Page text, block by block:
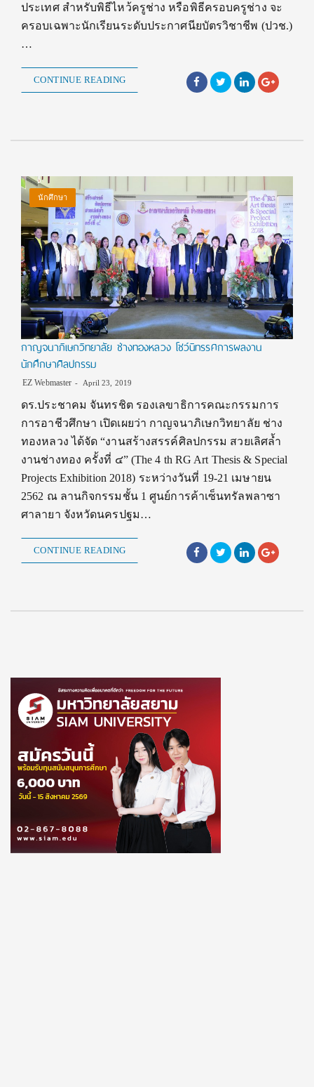
ประเทศ สำหรับพิธีไหว้ครูช่าง หรือพิธีครอบครูช่าง จะ
ครอบเฉพาะนักเรียนระดับประกาศนียบัตรวิชาชีพ (ปวช.)
…
CONTINUE READING
นักศึกษา
กาญจนาภิเษกวิทยาลัย ช่างทองหลวง โชว์นิทรรศการผลงาน
นักศึกษาศิลปกรรม
EZ Webmaster April 23, 2019
ดร.ประชาคม จันทรชิต รองเลขาธิการคณะกรรมการ
การอาชีวศึกษา เปิดเผยว่า กาญจนาภิเษกวิทยาลัย ช่าง
ทองหลวง ได้จัด “งานสร้างสรรค์ศิลปกรรม สวยเลิศล้ำ
งานช่างทอง ครั้งที่ ๔” (The 4 th RG Art Thesis & Special
Projects Exhibition 2018) ระหว่างวันที่ 19-21 เมษายน
2562 ณ ลานกิจกรรมชั้น 1 ศูนย์การค้าเซ็นทรัลพลาซา
ศาลายา จังหวัดนครปฐม…
CONTINUE READING